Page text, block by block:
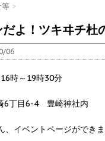
等 >
だよ！ツキヰチ
06
時～19時30分
6丁目6-4 豊崎神社内
イベントページができま